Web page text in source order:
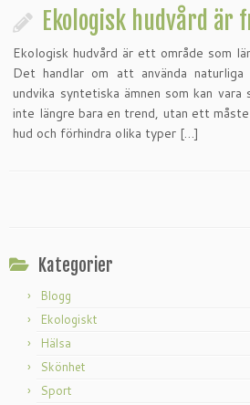
Ekologisk hudvård är
Ekologisk hudvård är ett område som
Det handlar om att använda naturliga
undvika syntetiska ämnen som kan
inte längre bara en trend, utan ett
hud och förhindra olika typer […]
Kategorier
Blogg
Ekologiskt
Hälsa
Skönhet
Sport